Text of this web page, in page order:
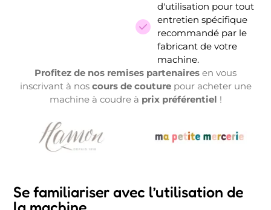
d'utilisation pour tout
entretien spécifique
recommandé par le
fabricant de votre
machine.
Profitez de nos remises partenaires en vous
inscrivant à nos cours de couturepour acheter une
machine à coudre à prix préférentiel !
Se familiariser avec l’utilisation de